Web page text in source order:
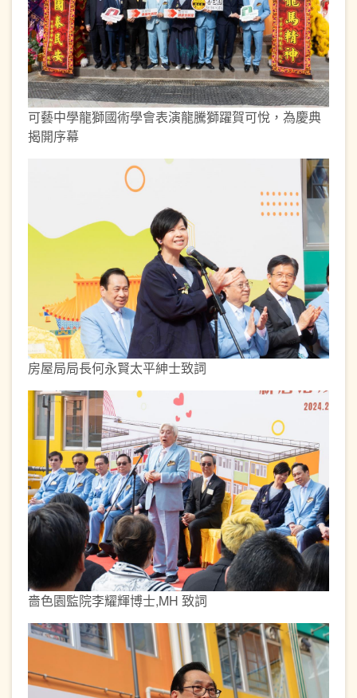
可藝中學龍獅國術學會表演龍騰獅躍賀可悅，為慶典
揭開序幕
房屋局局長何永賢太平紳士致詞
嗇色園監院李耀輝博士,MH 致詞